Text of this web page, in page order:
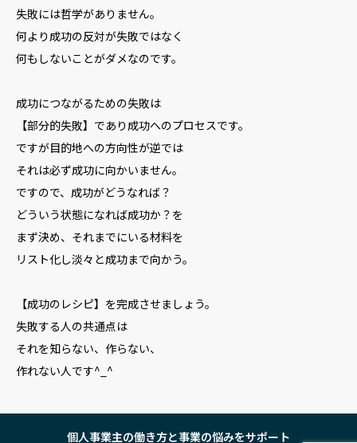
失敗には哲学がありません。
何より成功の反対が失敗ではなく
何もしないことがダメなのです。
成功につながるための失敗は
【部分的失敗】であり成功へのプロセスです。
ですが目的地への方向性が逆では
それは必ず成功に向かいません。
ですので、成功がどうなれば？
どういう状態になれば成功か？を
まず決め、それまでにいる材料を
リスト化し淡々と成功まで向かう。
【成功のレシピ】を完成させましょう。
失敗する人の共通点は
それを知らない、作らない、
作れない人です^_^
個人事業主の働き方と事業の悩みをサポート